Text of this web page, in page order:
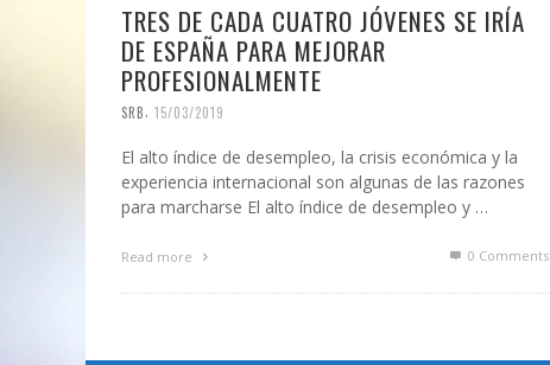
TRES DE CADA CUATRO JÓVENES SE IRÍA
DE ESPAÑA PARA MEJORAR
PROFESIONALMENTE
SRB 15/03/2019
El alto índice de desempleo, la crisis económica y la
experiencia internacional son algunas de las razones
para marcharse El alto índice de desempleo y …
Read more 0 Comments